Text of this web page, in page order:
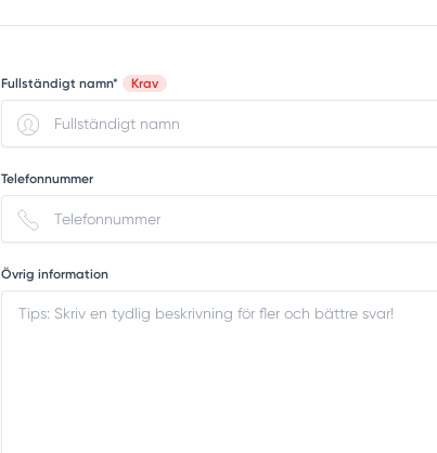
Fullständigt namn* Krav
Telefonnummer
Övrig information